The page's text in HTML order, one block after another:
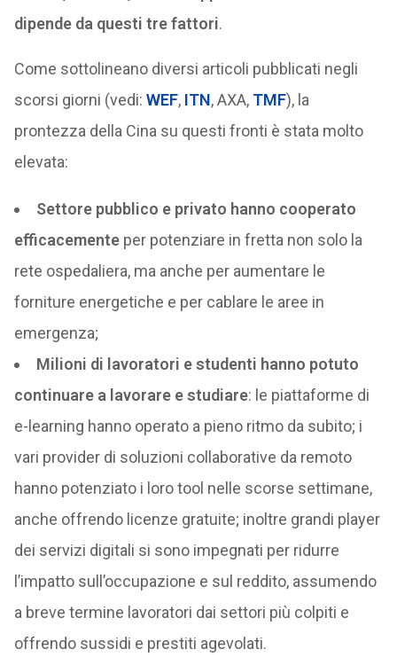
dipende da questi tre fattori.
Come sottolineano diversi articoli pubblicati negli
scorsi giorni (vedi: WEF, ITN, AXA, TMF), la
prontezza della Cina su questi fronti è stata molto
elevata:
Settore pubblico e privato hanno cooperato
efficacementeper potenziare in fretta non solo la
rete ospedaliera, ma anche per aumentare le
forniture energetiche e per cablare le aree in
emergenza;
Milioni di lavoratori e studenti hanno potuto
continuare a lavorare e studiare: le piattaforme di
e-learning hanno operato a pieno ritmo da subito; i
vari provider di soluzioni collaborative da remoto
hanno potenziato i loro tool nelle scorse settimane,
anche offrendo licenze gratuite; inoltre grandi player
dei servizi digitali si sono impegnati per ridurre
l’impatto sull’occupazione e sul reddito, assumendo
a breve termine lavoratori dai settori più colpiti e
offrendo sussidi e prestiti agevolati.